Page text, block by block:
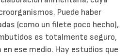
Puede haber
(como un filete poco hecho),
es totalmente seguro,
ese medio. Hay estudios que